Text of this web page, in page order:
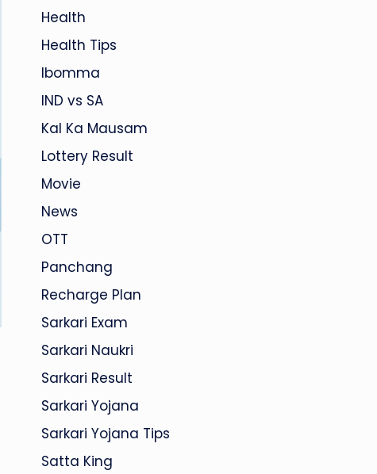
Health
Health Tips
Ibomma
IND vs SA
Kal Ka Mausam
Lottery Result
Movie
News
OTT
Panchang
Recharge Plan
Sarkari Exam
Sarkari Naukri
Sarkari Result
Sarkari Yojana
Sarkari Yojana Tips
Satta King